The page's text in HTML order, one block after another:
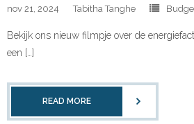
nov 21, 2024 Tabitha Tanghe
Bekijk ons nieuw filmpje over de
een […]
READ MORE